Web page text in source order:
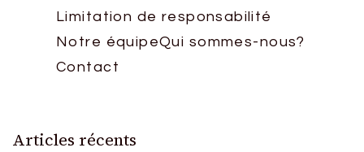
Limitation de responsabilité
Notre équipeQui sommes-nous?
Contact
Articles récents